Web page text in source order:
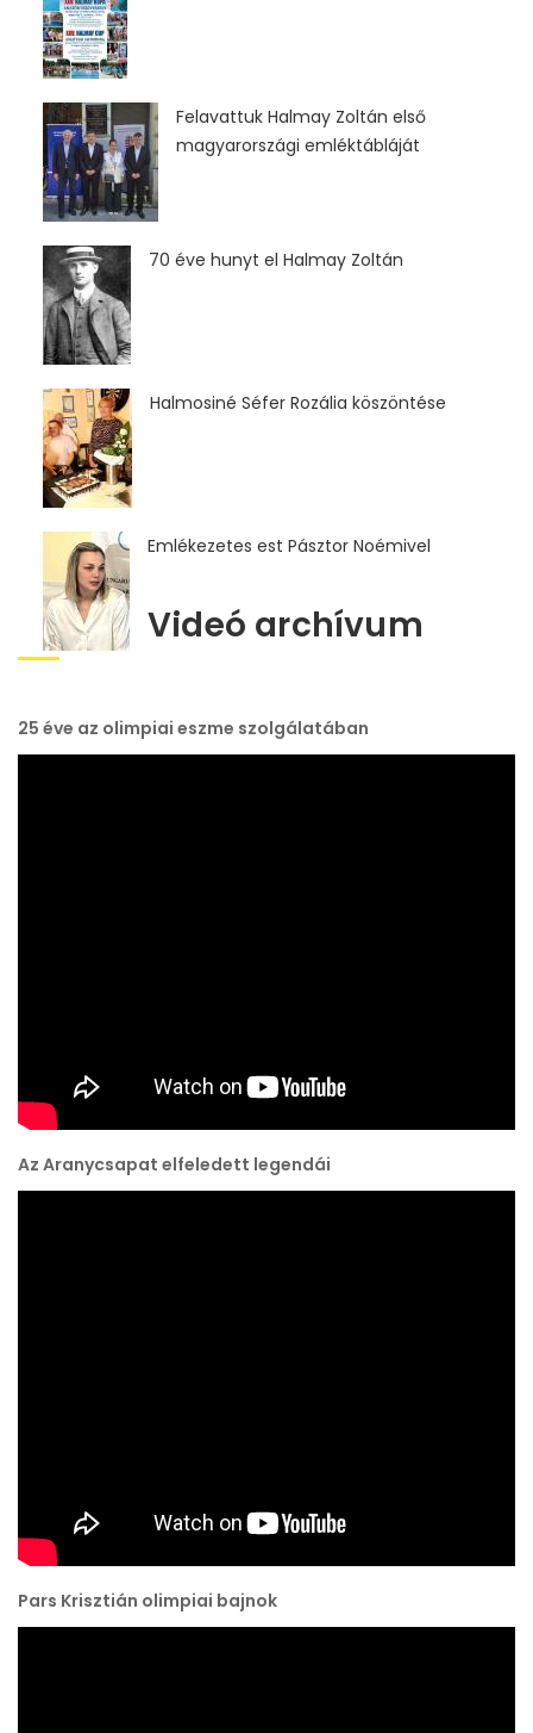
Felavattuk Halmay Zoltán első
magyarországi emléktábláját
70 éve hunyt el Halmay Zoltán
Halmosiné Séfer Rozália köszöntése
Emlékezetes est Pásztor Noémivel
Videó archívum
25 éve az olimpiai eszme szolgálatában
Az Aranycsapat elfeledett legendái
Pars Krisztián olimpiai bajnok